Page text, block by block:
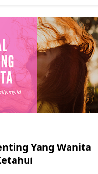
Yang Wanita